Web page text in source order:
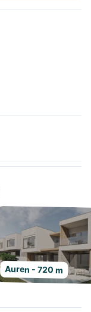
Auren - 720 m